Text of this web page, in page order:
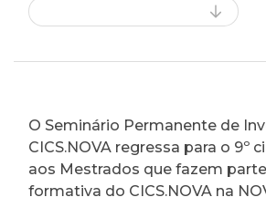
O Seminário Permanente de
CICS.NOVA regressa para o 9º
aos Mestrados que fazem
formativa do CICS.NOVA na